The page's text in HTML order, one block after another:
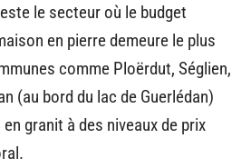
le secteur où le budget
en pierre demeure le plus
comme Ploërdut, Séglien,
(au bord du lac de Guerlédan)
granit à des niveaux de prix